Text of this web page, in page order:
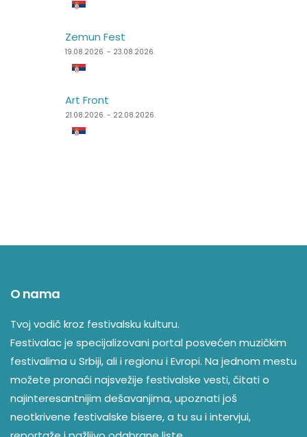
Zemun Fest
19.08.2026. - 23.08.2026.
Art Front
21.08.2026. - 22.08.2026.
Sea Dance Festival
24.08.2026. - 27.08.2026.
Dimensions Festival
27.08.2026. - 31.08.2026.
O nama
Tvoj vodič kroz festivalsku kulturu.
Festivalac je specijalizovani portal posvećen muzičkim
festivalima u Srbiji, ali i regionu i Evropi. Na jednom mestu
možete pronaći najsvežije festivalske vesti, čitati o
najinteresantnijim dešavanjima, upoznati još
neotkrivene festivalske bisere, a tu su i intervjui,